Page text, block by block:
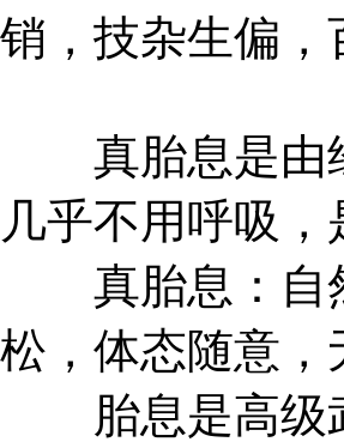
销，技杂生偏，
真胎息是由经
几乎不用呼吸
真胎息：自然
松，体态随意
胎息是高级武